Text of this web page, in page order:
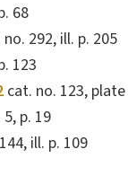
68
292, ill. p. 205
123
cat. no. 123, plate
p. 19
ill. p. 109